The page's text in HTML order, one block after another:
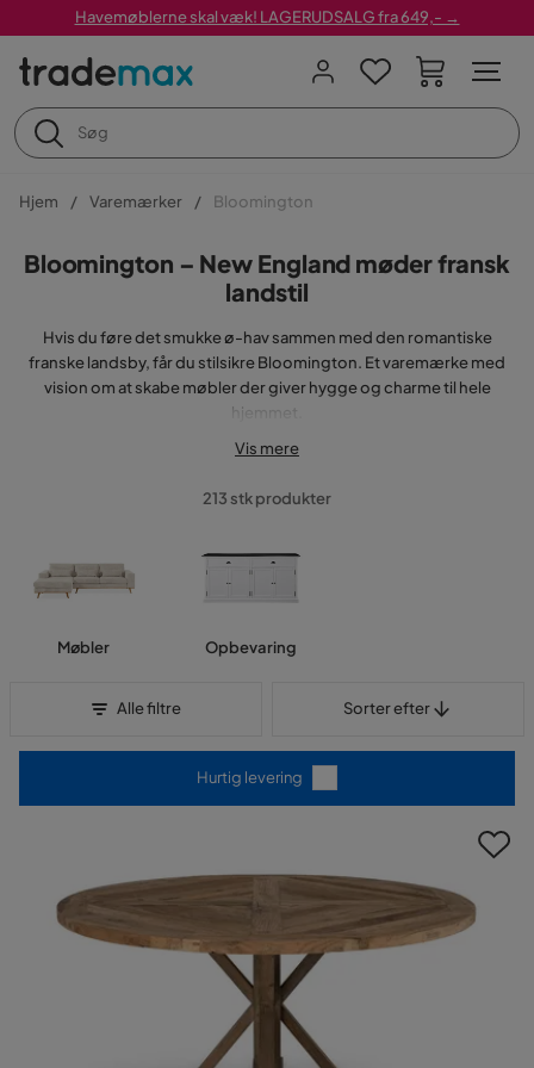
Havemøblerne skal væk! LAGERUDSALG fra 649,- →
Hjem Varemærker Bloomington
Bloomington – New England møder fransk
landstil
Hvis du føre det smukke ø-hav sammen med den romantiske
franske landsby, får du stilsikre Bloomington. Et varemærke med
vision om at skabe møbler der giver hygge og charme til hele
hjemmet.
Bloomington i dit hjem!
Stilmæssigt minder Bloomington meget om den populære New
møbler, klassiske indretningsdetaljer og lyse rustikke tekstiler som
føre tankerne til havet og åbne landskaber. Bloomington-stilen er
nem at kombinere med forskellige materialer og komplettere
baseret på følelsen af stil og kvalitet hvilket resultere i smukke, men
hjemmet. Ved at kombinere flere produkter fra Bloomintongs
tråd i indretningen.
Trademax
Lad dig inspirere af de stilrene møbler fra Bloomington! En af de
mest populære møbler fra Bloomington i vores sortiment er den
tidløse Howard sofa. Kombinere med flere forskellige modeller og
størrelser i en smuk sofagruppe eller lad en enkelt blive hjemmets
højdepunkt. Uanset hvad du vælger så kan du være sikker på at du
kan slappe af med stil!
Vis mere
213 stk produkter
Møbler Opbevaring
Alle filtre Sorter efter
Hurtig levering